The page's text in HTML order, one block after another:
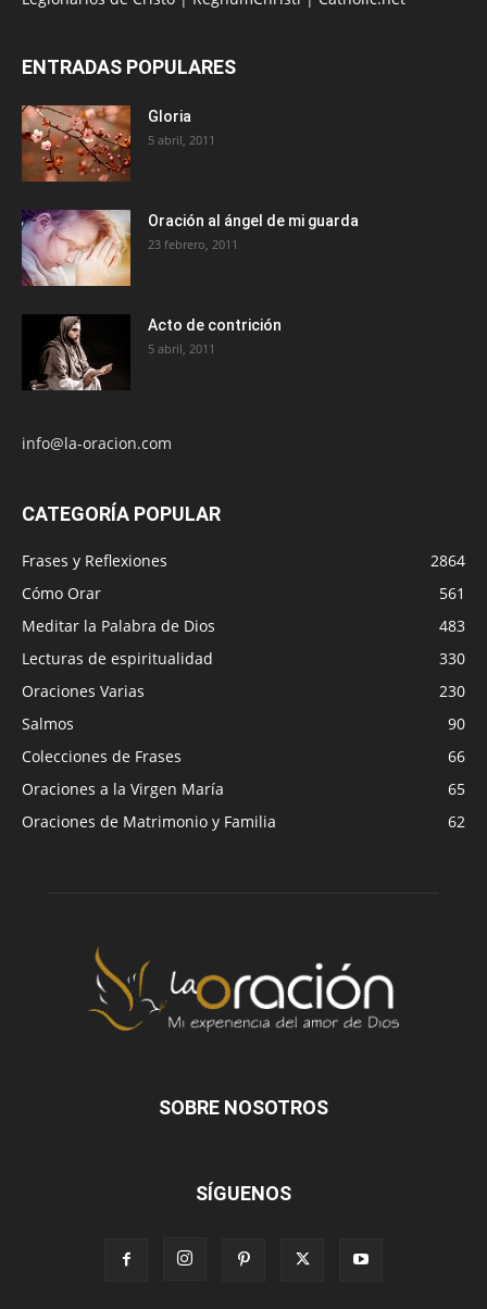
ENTRADAS POPULARES
Gloria
5 abril, 2011
Oración al ángel de mi guarda
23 febrero, 2011
Acto de contrición
5 abril, 2011
info@la-oracion.com
CATEGORÍA POPULAR
Frases y Reflexiones
2864
Cómo Orar
561
Meditar la Palabra de Dios
483
Lecturas de espiritualidad
330
Oraciones Varias
230
Salmos
90
Colecciones de Frases
66
Oraciones a la Virgen María
65
Oraciones de Matrimonio y Familia
62
SOBRE NOSOTROS
SÍGUENOS